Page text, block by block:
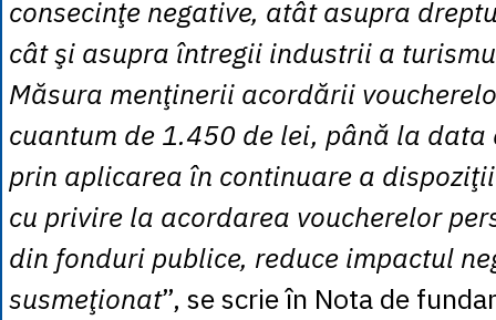
consecinţe negative, atât asupra
cât şi asupra întregii industrii a
Măsura menţinerii acordării
cuantum de 1.450 de lei, până la
prin aplicarea în continuare a
cu privire la acordarea voucherelor
din fonduri publice, reduce impactul
susmeţionat”, se scrie în Nota de